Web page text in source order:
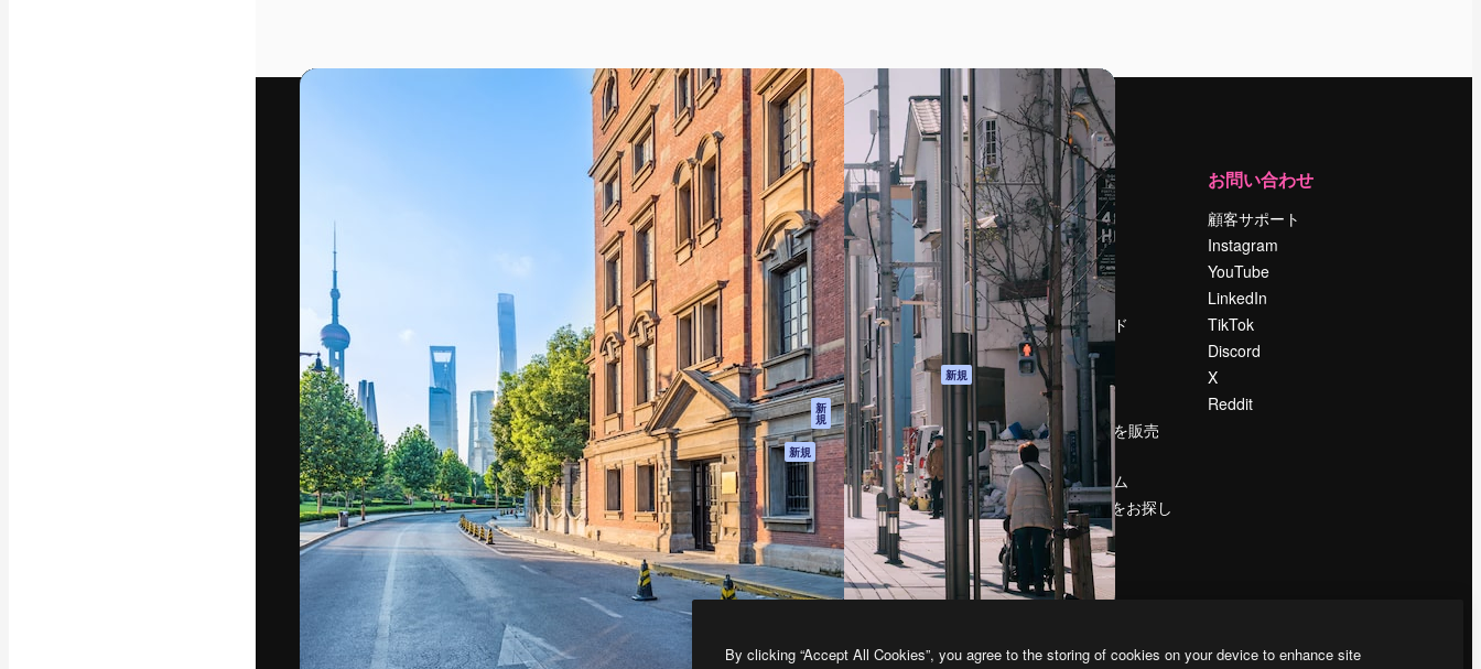
動画
最高のクリエイティブ制作を導くためのプラ
ットフォーム。クリエイター、企業、代理
店、スタジオを含む100万人以上が利用して
製品
Spaces
AI アシスタント
AI 画像生成ツール
AI 動画生成ツール
AI 音声合成ツール
ストックコンテン
ツ
Claude/ChatGPT
向けMCP
新
規
エージェント 新規
API
モバイルアプリ
すべてのMagnificツ
ール
はじめに
Academy
ドキュメント
サポート
利用規約
プライバシーポリ
シー
オリジナル 新規
クッキーポリシー
トラストセンター
アフィリエイト
法人向け
運営
料金
会社概要
Reviews
採用情報
検索トレンド
ブログ
イベント
Slidesgo
コンテンツを販売
する
プレスルーム
magnific.aiをお探し
ですか？
お問い合わせ
顧客サポート
Instagram
YouTube
LinkedIn
TikTok
Discord
X
Reddit
Copyright © 2010- 2026 Freepik Company S.L.U. 無断複写・転載を禁じます
By clicking “Accept All Cookies”, you agree to the storing of cookies on your device to enhance site